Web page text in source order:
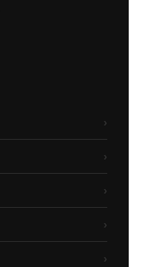
›
›
›
›
›